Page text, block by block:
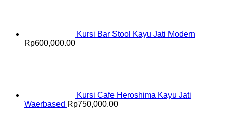
Kursi Bar Stool Kayu Jati Modern
Rp600,000.00
Kursi Cafe Heroshima Kayu Jati
Waerbased Rp750,000.00